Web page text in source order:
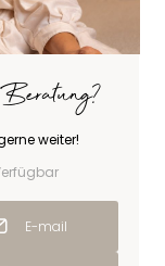
weiter!
E-mail